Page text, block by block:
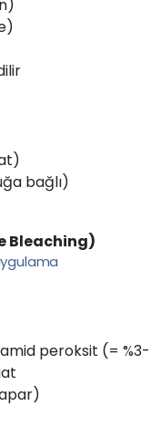
bağlı)
Bleaching)
peroksit (=